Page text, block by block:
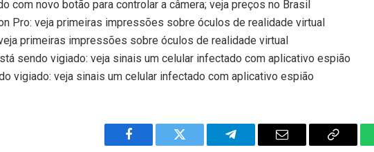
com novo botão para controlar a câmera; veja preços no Brasil
Pro: veja primeiras impressões sobre óculos de realidade virtual
primeiras impressões sobre óculos de realidade virtual
sendo vigiado: veja sinais um celular infectado com aplicativo espião
vigiado: veja sinais um celular infectado com aplicativo espião
Facebook Twitter Telegram Email
Copy